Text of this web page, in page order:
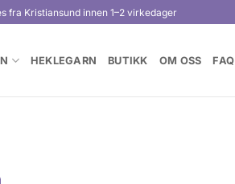
fra Kristiansund innen 1–2 virkedager
HEKLEGARN BUTIKK OM OSS FAQ